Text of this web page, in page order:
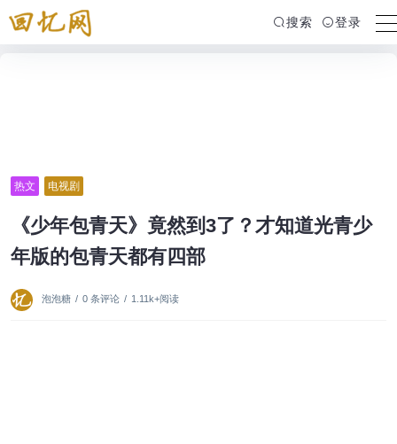
搜索 登录
热文 电视剧
《少年包青天》竟然到3了？才知道光青少
年版的包青天都有四部
泡泡糖 / 0 条评论 / 1.11k+阅读